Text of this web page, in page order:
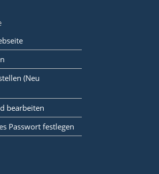
(Neu
bearbeiten
Passwort festlegen